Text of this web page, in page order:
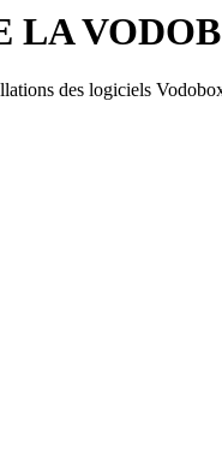
LA
des logiciels